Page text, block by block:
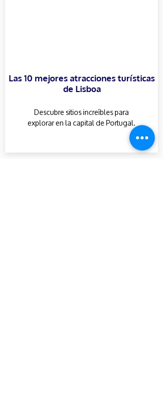
Las 10 mejores atracciones turísticas
de Lisboa
Descubre sitios increíbles para
explorar en la capital de Portugal.